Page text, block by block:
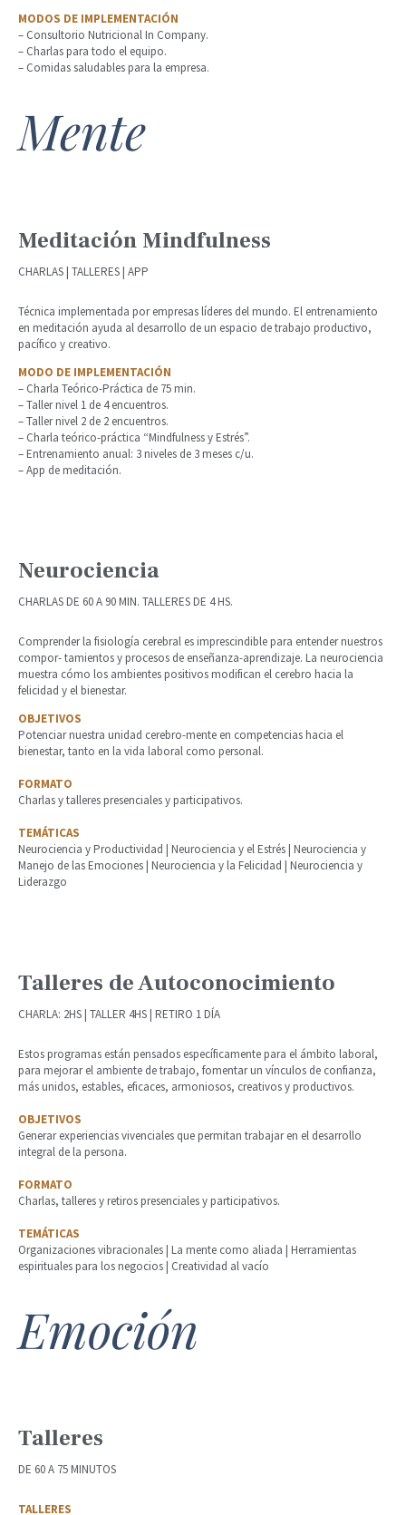
MODOS DE IMPLEMENTACIÓN
– Consultorio Nutricional In Company.
– Charlas para todo el equipo.
– Comidas saludables para la empresa.
Mente
Meditación Mindfulness
CHARLAS | TALLERES | APP
Técnica implementada por empresas líderes del mundo. El entrenamiento
en meditación ayuda al desarrollo de un espacio de trabajo productivo,
pacífico y creativo.
MODO DE IMPLEMENTACIÓN
– Charla Teórico-Práctica de 75 min.
– Taller nivel 1 de 4 encuentros.
– Taller nivel 2 de 2 encuentros.
– Charla teórico-práctica “Mindfulness y Estrés”.
– Entrenamiento anual: 3 niveles de 3 meses c/u.
– App de meditación.
Neurociencia
CHARLAS DE 60 A 90 MIN. TALLERES DE 4 HS.
Comprender la fisiología cerebral es imprescindible para entender nuestros
compor- tamientos y procesos de enseñanza-aprendizaje. La neurociencia
muestra cómo los ambientes positivos modifican el cerebro hacia la
felicidad y el bienestar.
OBJETIVOS
Potenciar nuestra unidad cerebro-mente en competencias hacia el
bienestar, tanto en la vida laboral como personal.
FORMATO
Charlas y talleres presenciales y participativos.
TEMÁTICAS
Neurociencia y Productividad | Neurociencia y el Estrés | Neurociencia y
Manejo de las Emociones | Neurociencia y la Felicidad | Neurociencia y
Liderazgo
Talleres de Autoconocimiento
CHARLA: 2HS | TALLER 4HS | RETIRO 1 DÍA
Estos programas están pensados específicamente para el ámbito laboral,
para mejorar el ambiente de trabajo, fomentar un vínculos de confianza,
más unidos, estables, eficaces, armoniosos, creativos y productivos.
OBJETIVOS
Generar experiencias vivenciales que permitan trabajar en el desarrollo
integral de la persona.
FORMATO
Charlas, talleres y retiros presenciales y participativos.
TEMÁTICAS
Organizaciones vibracionales | La mente como aliada | Herramientas
espirituales para los negocios | Creatividad al vacío
Emoción
Talleres
DE 60 A 75 MINUTOS
TALLERES